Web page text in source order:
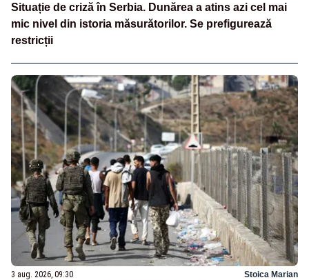
Situație de criză în Serbia. Dunărea a atins azi cel mai
mic nivel din istoria măsurătorilor. Se prefigurează
restricții
3 aug. 2026, 09:30 Stoica Marian